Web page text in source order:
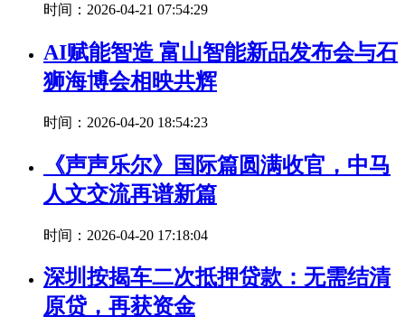
时间：2026-04-21 07:54:29
​AI赋能智造 富山智能新品发布会与石
狮海博会相映共辉
时间：2026-04-20 18:54:23
《声声乐尔》国际篇圆满收官，中马
人文交流再谱新篇
时间：2026-04-20 17:18:04
深圳按揭车二次抵押贷款：无需结清
原贷，再获资金